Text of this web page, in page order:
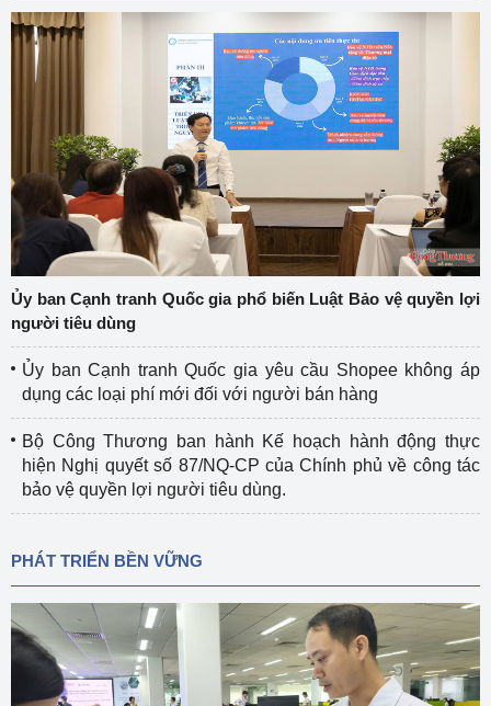
Ủy ban Cạnh tranh Quốc gia phổ biến Luật Bảo vệ quyền lợi
người tiêu dùng
Ủy ban Cạnh tranh Quốc gia yêu cầu Shopee không áp
dụng các loại phí mới đối với người bán hàng
Bộ Công Thương ban hành Kế hoạch hành động thực
hiện Nghị quyết số 87/NQ-CP của Chính phủ về công tác
bảo vệ quyền lợi người tiêu dùng.
PHÁT TRIỂN BỀN VỮNG